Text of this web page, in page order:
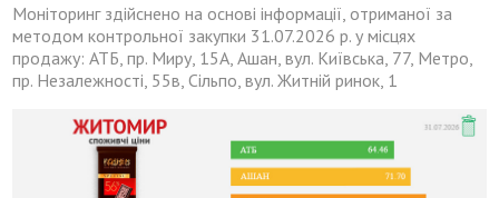
Моніторинг здійснено на основі інформації, отриманої за
методом контрольної закупки 31.07.2026 р. у місцях
продажу: АТБ, пр. Миру, 15А, Ашан, вул. Київська, 77, Метро,
пр. Незалежності, 55в, Сільпо, вул. Житній ринок, 1